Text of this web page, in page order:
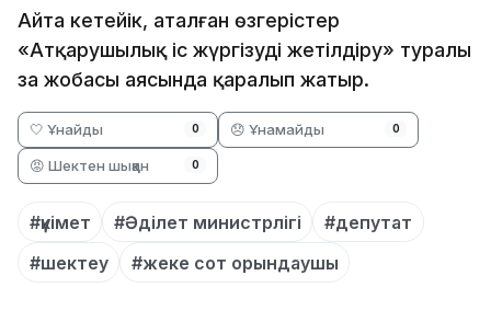
Айта кетейік, аталған өзгерістер
«Атқарушылық іс жүргізуді жетілдіру» туралы
заң жобасы аясында қаралып жатыр.
🤍 Ұнайды 0 😞 Ұнамайды 0
😡 Шектен шыққан 0
#үкімет #Әділет министрлігі
#депутат
#шектеу
#жеке сот орындаушы